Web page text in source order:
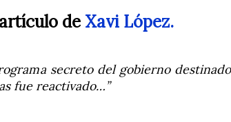
deXavi López.
secreto del gobierno
fue reactivado…”